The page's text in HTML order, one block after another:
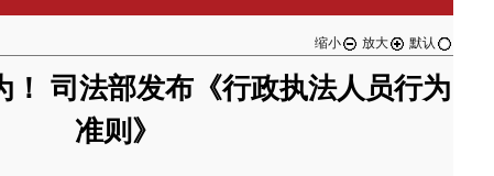
缩小 放大 默认
！ 司法部发布《行政执法人员行为
准则》